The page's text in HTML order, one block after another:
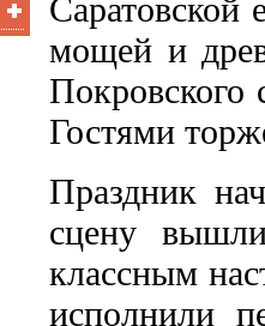
Саратовской
мощей и
Покровского
Гостями
Праздник
сцену
классным
исполнили